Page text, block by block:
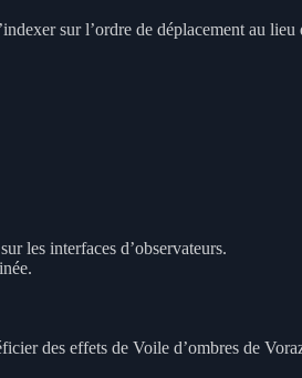
sur l’ordre de déplacement au lieu
les interfaces d’observateurs.
des effets de Voile d’ombres de